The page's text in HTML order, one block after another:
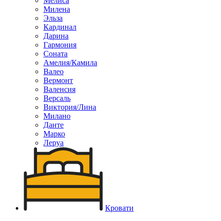
Милена
Эльза
Кардинал
Дарина
Гармония
Соната
Амелия/Камила
Валео
Вермонт
Валенсия
Версаль
Виктория/Лина
Милано
Данте
Марко
Леруа
Кровати